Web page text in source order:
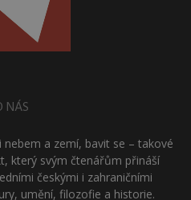
NÁS
a zemí, bavit se – takové
který svým čtenářům přináší
českými i zahraničními
umění, filozofie a historie.